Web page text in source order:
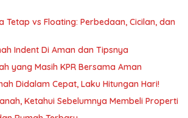
Tetap vs Floating: Perbedaan, Cicilan, dan
Indent Di Aman dan Tipsnya
yang Masih KPR Bersama Aman
Didalam Cepat, Laku Hitungan Hari!
Ketahui Sebelumnya Membeli Properti